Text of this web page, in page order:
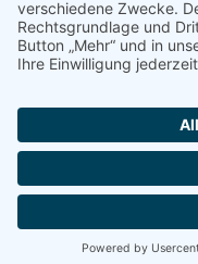
Intern
Mitgliederbereich
Disclaimer
Design und